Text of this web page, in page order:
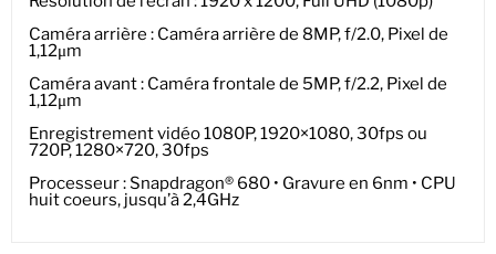
Caméra arrière : Caméra arrière de 8MP, f/2.0, Pixel de
1,12μm
Caméra avant : Caméra frontale de 5MP, f/2.2, Pixel de
1,12μm
Enregistrement vidéo 1080P, 1920×1080, 30fps ou
720P, 1280×720, 30fps
Processeur : Snapdragon® 680 • Gravure en 6nm • CPU
huit coeurs, jusqu’à 2,4GHz